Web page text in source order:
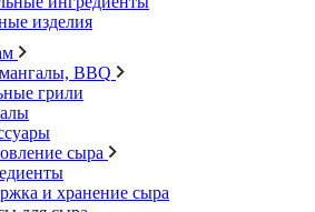
изделия
BBQ
грили
сыра
и хранение сыра